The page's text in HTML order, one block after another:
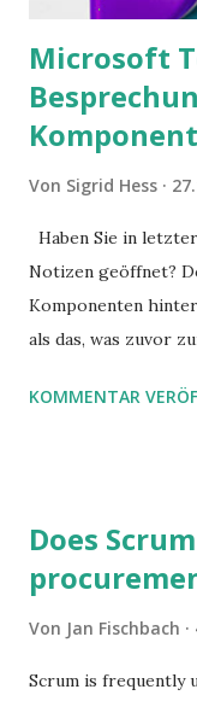
Microsoft
Von Sigrid Hess
Haben Sie in
Notizen geöffnet?
Komponenten
als das, was zuvor
Stolperfallen. Hier
KOMMENTAR
Does
Von Jan Fischbach
Scrum is frequently